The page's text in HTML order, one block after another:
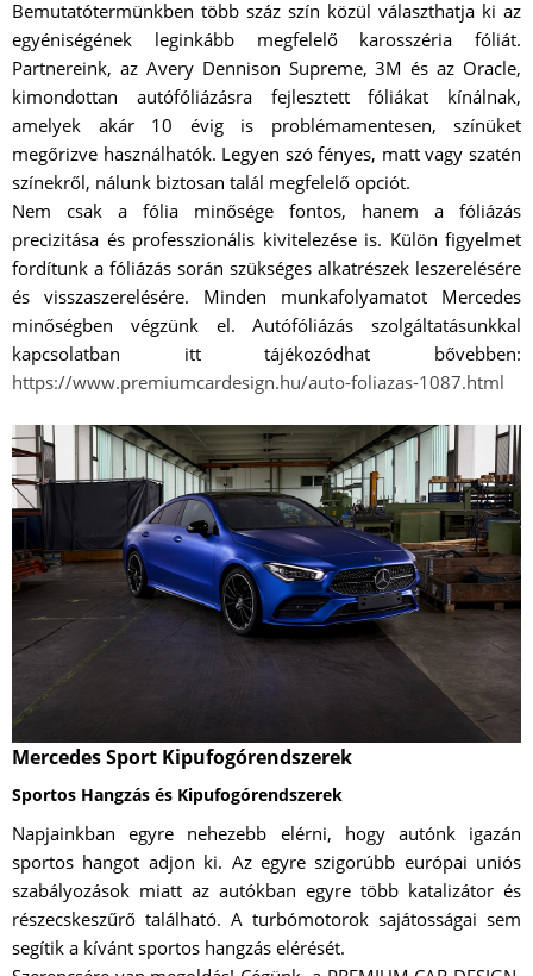
Bemutatótermünkben több száz szín közül választhatja ki az
egyéniségének leginkább megfelelő karosszéria fóliát.
Partnereink, az Avery Dennison Supreme, 3M és az Oracle,
kimondottan autófóliázásra fejlesztett fóliákat kínálnak,
amelyek akár 10 évig is problémamentesen, színüket
megőrizve használhatók. Legyen szó fényes, matt vagy szatén
színekről, nálunk biztosan talál megfelelő opciót.
Nem csak a fólia minősége fontos, hanem a fóliázás
precizitása és professzionális kivitelezése is. Külön figyelmet
fordítunk a fóliázás során szükséges alkatrészek leszerelésére
és visszaszerelésére. Minden munkafolyamatot Mercedes
minőségben végzünk el. Autófóliázás szolgáltatásunkkal
kapcsolatban itt tájékozódhat bővebben:
https://www.premiumcardesign.hu/auto-foliazas-1087.html
Mercedes Sport Kipufogórendszerek
Sportos Hangzás és Kipufogórendszerek
Napjainkban egyre nehezebb elérni, hogy autónk igazán
sportos hangot adjon ki. Az egyre szigorúbb európai uniós
szabályozások miatt az autókban egyre több katalizátor és
részecskeszűrő található. A turbómotorok sajátosságai sem
segítik a kívánt sportos hangzás elérését.